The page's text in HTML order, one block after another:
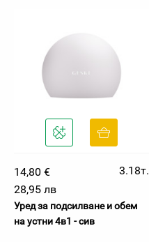
14,80 €
3.18т.
28,95 лв
Уред за подсилване и обем
на устни 4в1 - сив